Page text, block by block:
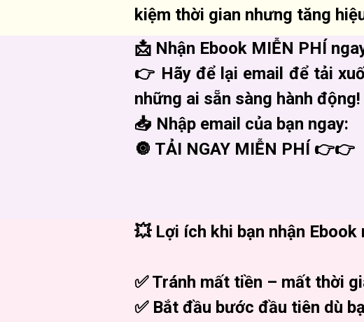
kiệm thời gian nhưng tăng
📩 Nhận Ebook MIỄN PHÍ
👉 Hãy để lại email để tải
những ai sẵn sàng hành động!
📥 Nhập email của bạn ngay:
🔘 TẢI NGAY MIỄN PHÍ 👉👉
💥 Lợi ích khi bạn nhận Ebook
✅ Tránh mất tiền – mất thời
✅ Bắt đầu bước đầu tiên dù